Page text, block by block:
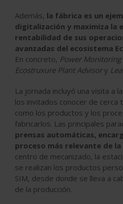
Además, la fábrica es un
digitalización y maximiza la
rentabilidad de sus
avanzadas del ecosistema
En concreto, Power Monitoring
Ecostruxure Plant Advisory
La jornada incluyó una visita a
los invitados conocer de cerca
como los productos y los
fabricarlos. Las principales
prensas automáticas,
proceso más relevante de
centro de mecanizado, la
se realizan los productos
SIM, desde donde se lleva a
de la producción.